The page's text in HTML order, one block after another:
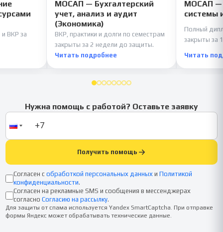
и ВКР за
МОСАП — Бухгалтерский
учет, анализ и аудит
(Экономика)
ВКР, практики и долги по семестрам
закрыты за 2 недели до защиты.
Читать подробнее
МОСАП —
системы
Полный
закрыты за
Читать
Нужна помощь с работой? Оставьте заявку
Получить помощь
Согласен с обработкой персональных данных и Политикой
конфиденциальности.
Согласен на рекламные SMS и сообщения в мессенджерах
согласно Согласию на рассылку.
Для защиты от спама используется Yandex SmartCaptcha. При отправке
формы Яндекс может обрабатывать технические данные.